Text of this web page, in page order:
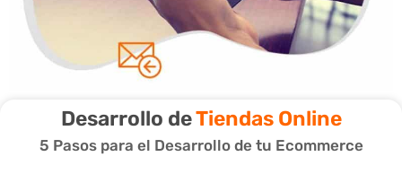
Desarrollo deTiendas Online
5 Pasos para el Desarrollo de tu Ecommerce